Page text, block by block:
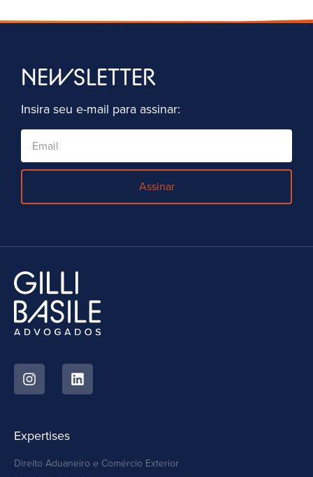
NEWSLETTER
Insira seu e-mail para assinar:
Assinar
Expertises
Direito Aduaneiro e Comércio Exterior